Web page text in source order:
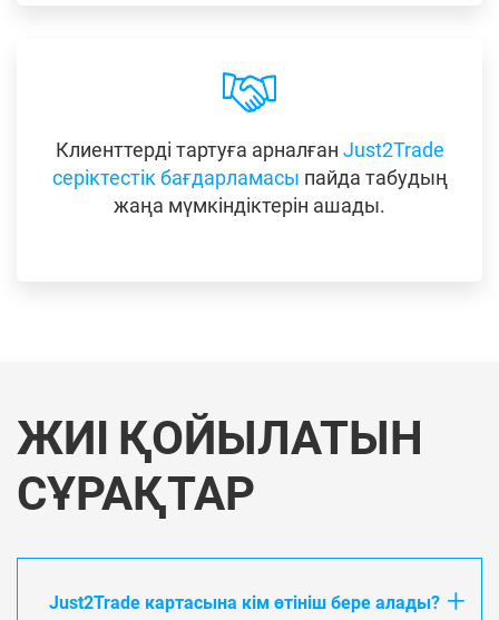
Клиенттерді тартуға арналған Just2Trade
серіктестік бағдарламасы пайда табудың
жаңа мүмкіндіктерін ашады.
ЖИІ ҚОЙЫЛАТЫН
СҰРАҚТАР
Just2Trade картасына кім өтініш бере алады?